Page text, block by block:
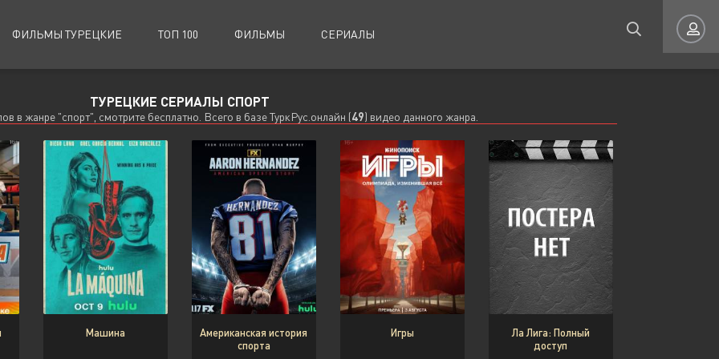
Биографии
Военные
Драмы
Детективы
Документальные
Исторические
Комедии
Криминал
Мелодрама
Приключения
Семейные
ФИЛЬМЫ ТУРЕЦКИЕ
Биографии
Военные
Драмы
Детективы
Документальные
Исторические
Комедии
Криминал
Мелодрама
Приключения
Семейные
ТОП 100 ФИЛЬМЫ СЕРИАЛЫ
Авторизация
Запомнить
ВОЙТИ НА САЙТ
ТУРЕЦКИЕ СЕРИАЛЫ СПОРТ
в жанре "спорт", смотрите бесплатно. Всего в базе ТуркРус.онлайн (49) видео данного жанра.
Машина
Американская история
спорта
Игры
Ла Лига: Полный
доступ